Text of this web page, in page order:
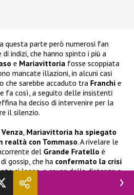
questa parte però numerosi fan
indizi, che hanno spinto i più a
e Mariavittoria fosse scoppiata
mancate illazioni, in alcuni casi
che sarebbe accaduto tra Franchi e
fa così, a seguito delle insistenti
ha deciso di intervenire per la
il silenzio.
Mariavittoria ha spiegato
realtà con Tommaso. A rivelare le
del Grande Fratello è
gossip, che ha confermato la crisi
si legge, a causa della distanza e
legate alla lontananza,
vivendo un periodo semplice.